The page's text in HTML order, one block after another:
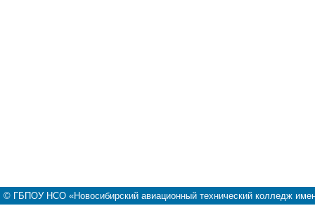
© ГБПОУ НСО «Новосибирский авиационный технический колледж